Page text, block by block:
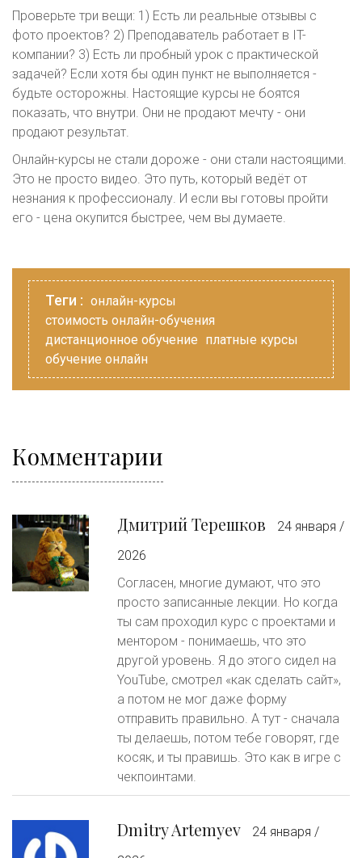
Проверьте три вещи: 1) Есть ли реальные отзывы с
фото проектов? 2) Преподаватель работает в IT-
компании? 3) Есть ли пробный урок с практической
задачей? Если хотя бы один пункт не выполняется -
будьте осторожны. Настоящие курсы не боятся
показать, что внутри. Они не продают мечту - они
продают результат.
Онлайн-курсы не стали дороже - они стали настоящими.
Это не просто видео. Это путь, который ведёт от
незнания к профессионалу. И если вы готовы пройти
его - цена окупится быстрее, чем вы думаете.
Теги : онлайн-курсы
стоимость онлайн-обучения
дистанционное обучение платные курсы
обучение онлайн
Комментарии
Дмитрий Терешков
24 января /
2026
Согласен, многие думают, что это
просто записанные лекции. Но когда
ты сам проходил курс с проектами и
ментором - понимаешь, что это
другой уровень. Я до этого сидел на
YouTube, смотрел «как сделать сайт»,
а потом не мог даже форму
отправить правильно. А тут - сначала
ты делаешь, потом тебе говорят, где
косяк, и ты правишь. Это как в игре с
чекпоинтами.
Dmitry Artemyev
24 января /